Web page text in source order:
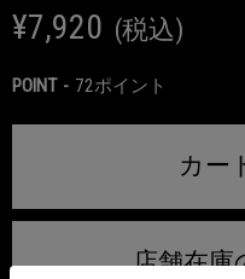
¥7,920 (税込)
POINT 72ポイント
カー
店舗在庫